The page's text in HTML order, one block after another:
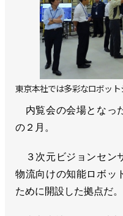
東京本社では多彩なロボッ
内覧会の会場となっ
の２月。
３次元ビジョンセン
物流向けの知能ロボッ
ために開設した拠点だ。